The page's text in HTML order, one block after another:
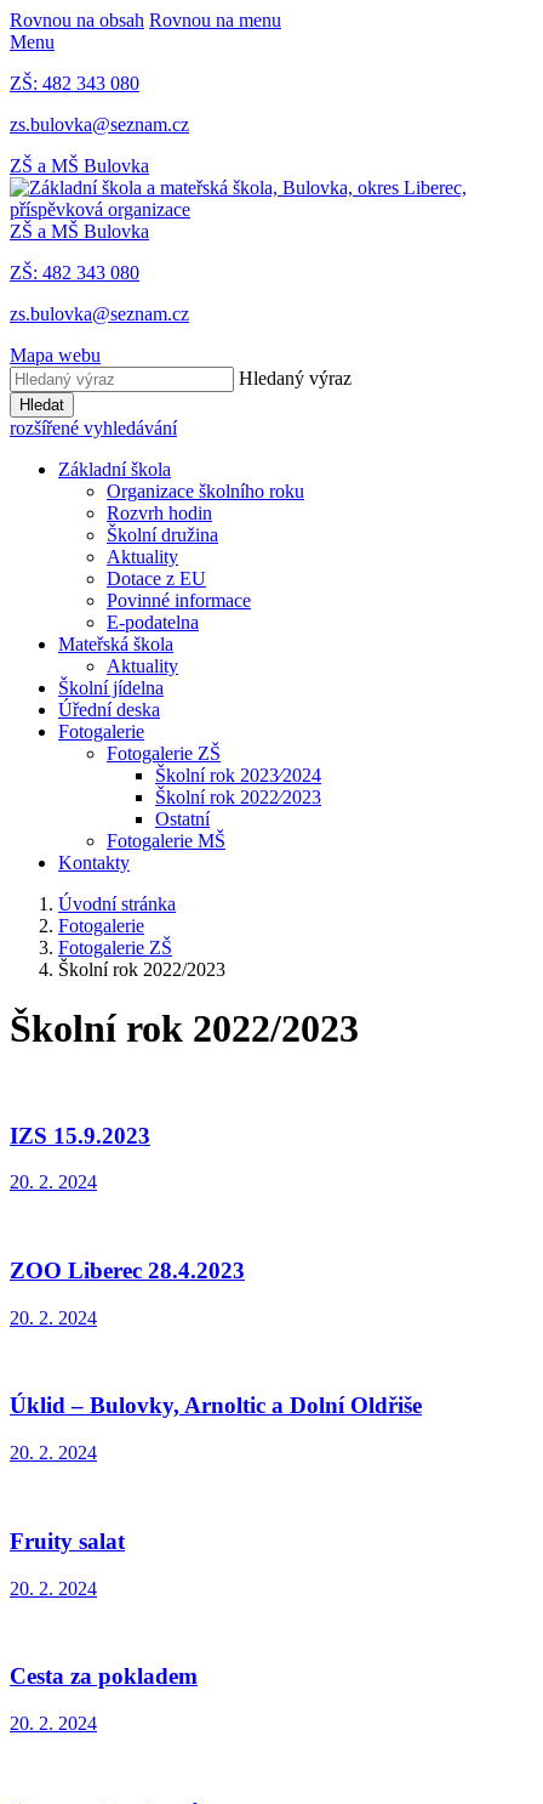
Rovnou na obsah Rovnou na menu
Menu
ZŠ: 482 343 080
zs.bulovka@seznam.cz
ZŠ a MŠ Bulovka
ZŠ a MŠ Bulovka
ZŠ: 482 343 080
zs.bulovka@seznam.cz
Mapa webu
Hledaný výraz
Hledat
rozšířené vyhledávání
Základní škola
Organizace školního roku
Rozvrh hodin
Školní družina
Aktuality
Dotace z EU
Povinné informace
E-podatelna
Mateřská škola
Aktuality
Školní jídelna
Úřední deska
Fotogalerie
Fotogalerie ZŠ
Školní rok 2023⁄2024
Školní rok 2022⁄2023
Ostatní
Fotogalerie MŠ
Kontakty
Úvodní stránka
Fotogalerie
Fotogalerie ZŠ
Školní rok 2022/2023
Školní rok 2022/2023
IZS 15.9.2023
20. 2. 2024
ZOO Liberec 28.4.2023
20. 2. 2024
Úklid – Bulovky, Arnoltic a Dolní Oldřiše
20. 2. 2024
Fruity salat
20. 2. 2024
Cesta za pokladem
20. 2. 2024